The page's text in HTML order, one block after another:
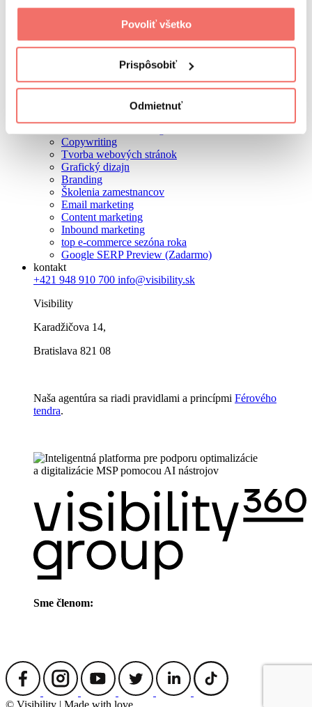
Povoliť všetko
Prispôsobiť
Odmietnuť
Visibility 360 hub
Marketing brunch
ochrana osobných údajov
služby
Marketingová stratégia
Copywriting
Tvorba webových stránok
Grafický dizajn
Branding
Školenia zamestnancov
Email marketing
Content marketing
Inbound marketing
top e-commerce sezóna roka
Google SERP Preview (Zadarmo)
kontakt
+421 948 910 700 info@visibility.sk
Visibility
Karadžičova 14,
Bratislava 821 08
Naša agentúra sa riadi pravidlami a princípmi Férového
tendra.
Sme členom:
© Visibility | Made with love